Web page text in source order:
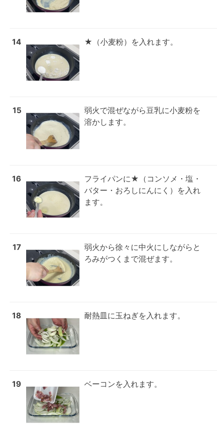
14 ★（小麦粉）を入れます。
15
弱火で混ぜながら豆乳に小麦粉を
溶かします。
16
フライパンに★（コンソメ・塩・
バター・おろしにんにく）を入れ
ます。
17
弱火から徐々に中火にしながらと
ろみがつくまで混ぜます。
18 耐熱皿に玉ねぎを入れます。
19 ベーコンを入れます。